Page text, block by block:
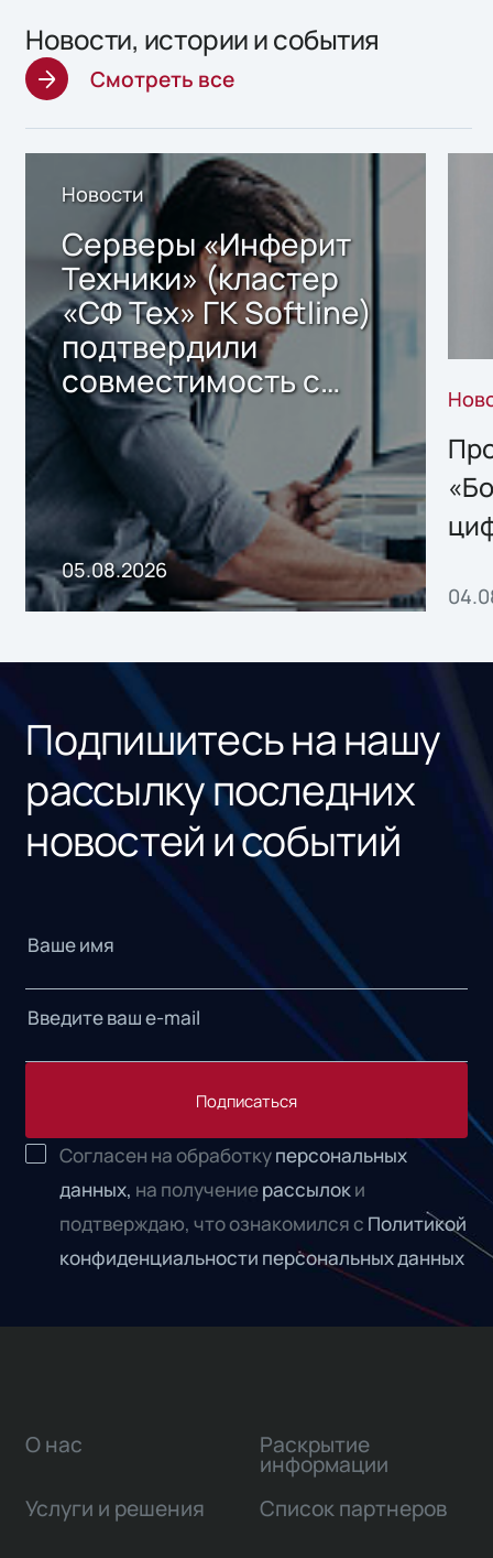
Новости, истории и события
Смотреть все
Новости
Серверы «Инферит
Техники» (кластер
«СФ Тех» ГК Softline)
подтвердили
совместимость с
решением Sharx
Storage 2.x для
хранения данных
05.08.2026
Подпишитесь на нашу
рассылку последних
новостей и событий
Подписаться
Согласен на обработкуперсональных
данных, на получениерассылоки
подтверждаю, что ознакомился с Политикой
конфиденциальности персональных данных
О нас
Услуги и решения
Раскрытие
информации
Список партнеров